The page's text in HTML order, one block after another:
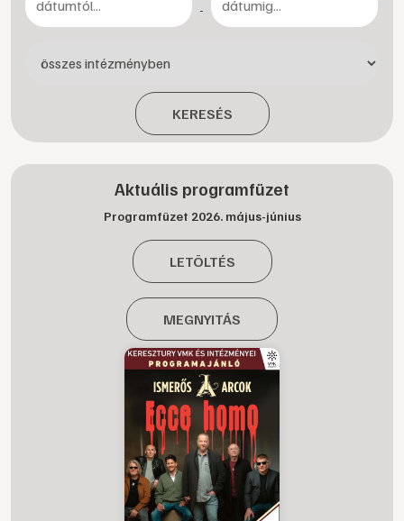
-
KERESÉS
Aktuális programfüzet
Programfüzet 2026. május-június
LETÖLTÉS
MEGNYITÁS